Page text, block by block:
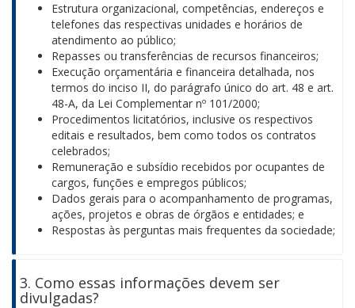
Estrutura organizacional, competências, endereços e
telefones das respectivas unidades e horários de
atendimento ao público;
Repasses ou transferências de recursos financeiros;
Execução orçamentária e financeira detalhada, nos
termos do inciso II, do parágrafo único do art. 48 e art.
48-A, da Lei Complementar nº 101/2000;
Procedimentos licitatórios, inclusive os respectivos
editais e resultados, bem como todos os contratos
celebrados;
Remuneração e subsídio recebidos por ocupantes de
cargos, funções e empregos públicos;
Dados gerais para o acompanhamento de programas,
ações, projetos e obras de órgãos e entidades; e
Respostas às perguntas mais frequentes da sociedade;
3. Como essas informações devem ser
divulgadas?